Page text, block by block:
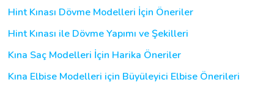
Hint Kınası Dövme Modelleri İçin Öneriler
Hint Kınası ile Dövme Yapımı ve Şekilleri
Kına Saç Modelleri İçin Harika Öneriler
Kına Elbise Modelleri için Büyüleyici Elbise Önerileri